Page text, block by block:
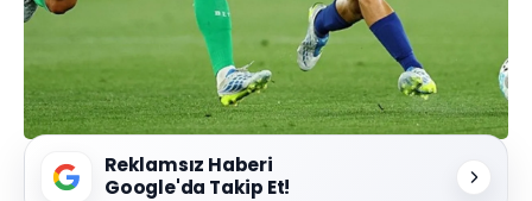
Reklamsız Haberi
Google'da Takip Et!